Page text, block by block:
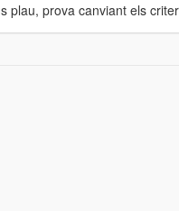
plau, prova canviant els